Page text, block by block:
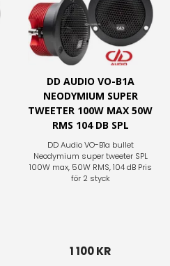
DD AUDIO VO-B1A
NEODYMIUM SUPER
TWEETER 100W MAX 50W
RMS 104 DB SPL
DD Audio VO-B1a bullet
Neodymium super tweeter SPL
100W max, 50W RMS, 104 dB Pris
för 2 styck
1 100 KR